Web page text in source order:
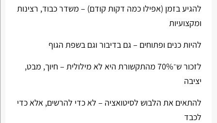
להגיע בזמן (אפילו כמה דקות קודם) – משדר כבוד, רצינות
ומקצועיות
להיות כנים ופתוחים – גם בדיבור וגם בשפת הגוף
לזכור ש־70% מהתקשורת היא לא מילולית – חיוך, מבט,
יציבה
להתאים את הלבוש לסיטואציה – לא כדי להרשים, אלא כדי
לכבד